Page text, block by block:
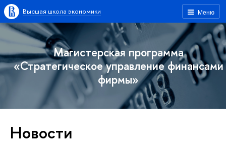
Меню
Высшая школа экономики
Магистерская программа
«Стратегическое управление финансами
фирмы»
Новости